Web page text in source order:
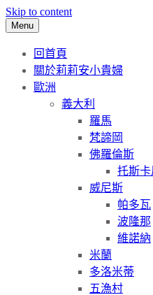
Skip to content
Menu
回首頁
關於莉莉安小貴婦
歐洲
義大利
羅馬
梵諦岡
佛羅倫斯
托斯卡
威尼斯
帕多瓦
波隆那
維諾納
米蘭
多洛米蒂
五漁村